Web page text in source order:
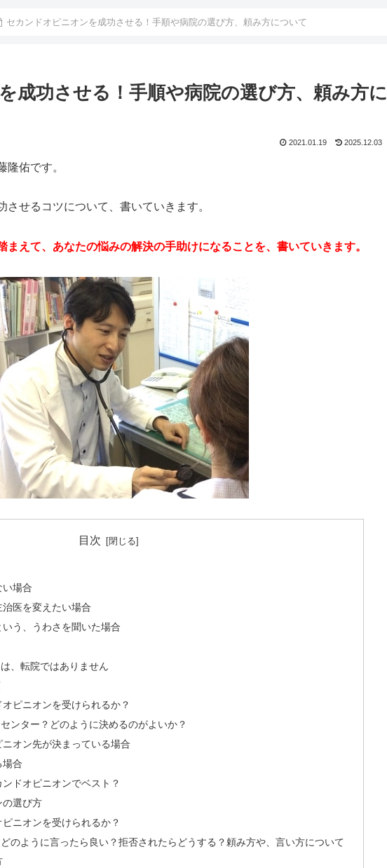
セカンドオピニオンを成功させる！手順や病院の選び方、頼み方について
成功させる！手順や病院の選び方、頼み方に
2021.01.19 2025.12.03
隆佑です。
せるコツについて、書いていきます。
えて、あなたの悩みの解決の手助けになることを、書いていきます。
目次
場合
医を変えたい場合
う、うわさを聞いた場合
、転院ではありません
ピニオンを受けられるか？
ンター？どのように決めるのがよいか？
オン先が決まっている場合
場合
ドオピニオンでベスト？
の選び方
ニオンを受けられるか？
のように言ったら良い？拒否されたらどうする？頼み方や、言い方について